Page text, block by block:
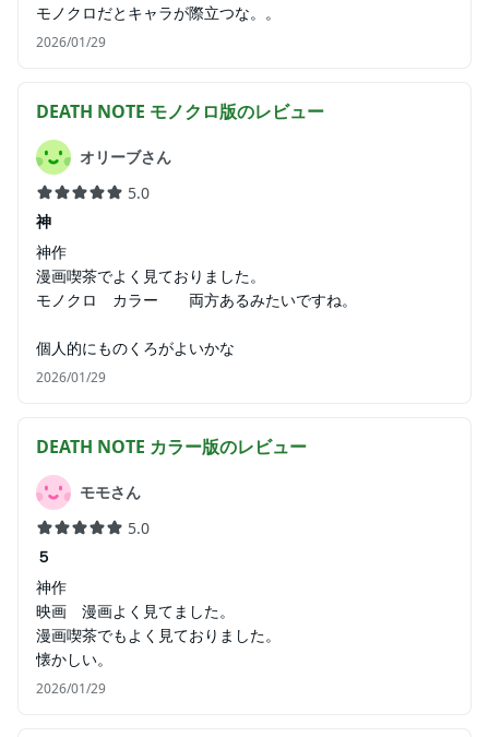
モノクロだとキャラが際立つな。。
2026/01/29
DEATH NOTE モノクロ版のレビュー
オリーブさん
5.0
神
神作
漫画喫茶でよく見ておりました。
モノクロ カラー 両方あるみたいですね。
個人的にものくろがよいかな
2026/01/29
DEATH NOTE カラー版のレビュー
モモさん
5.0
５
神作
映画 漫画よく見てました。
漫画喫茶でもよく見ておりました。
懐かしい。
2026/01/29